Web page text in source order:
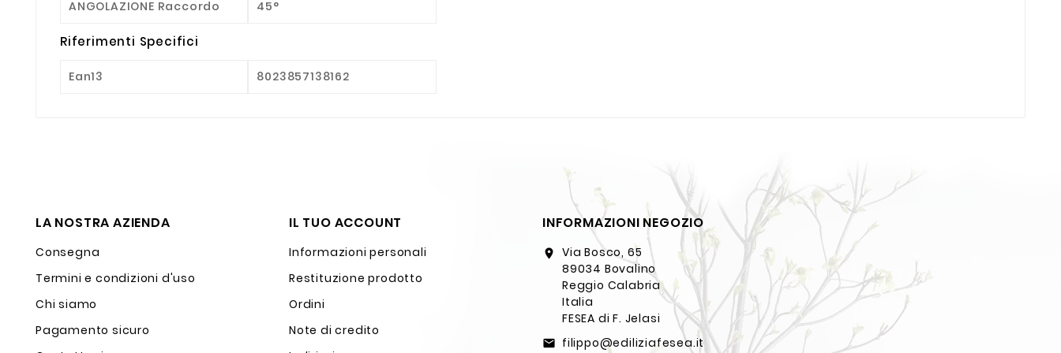
ANGOLAZIONE Raccordo 45°
Riferimenti Specifici
Ean13 8023857138162
LA NOSTRA AZIENDA
Consegna
Termini e condizioni d'uso
Chi siamo
Pagamento sicuro
IL TUO ACCOUNT
Informazioni personali
Restituzione prodotto
Ordini
Note di credito
INFORMAZIONI NEGOZIO
location_on
Via Bosco, 65
89034 Bovalino
Reggio Calabria
Italia
FESEA di F. Jelasi
email filippo@ediliziafesea.it